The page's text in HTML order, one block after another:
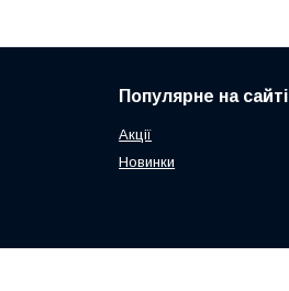
Популярне на сайті
Акції
Новинки